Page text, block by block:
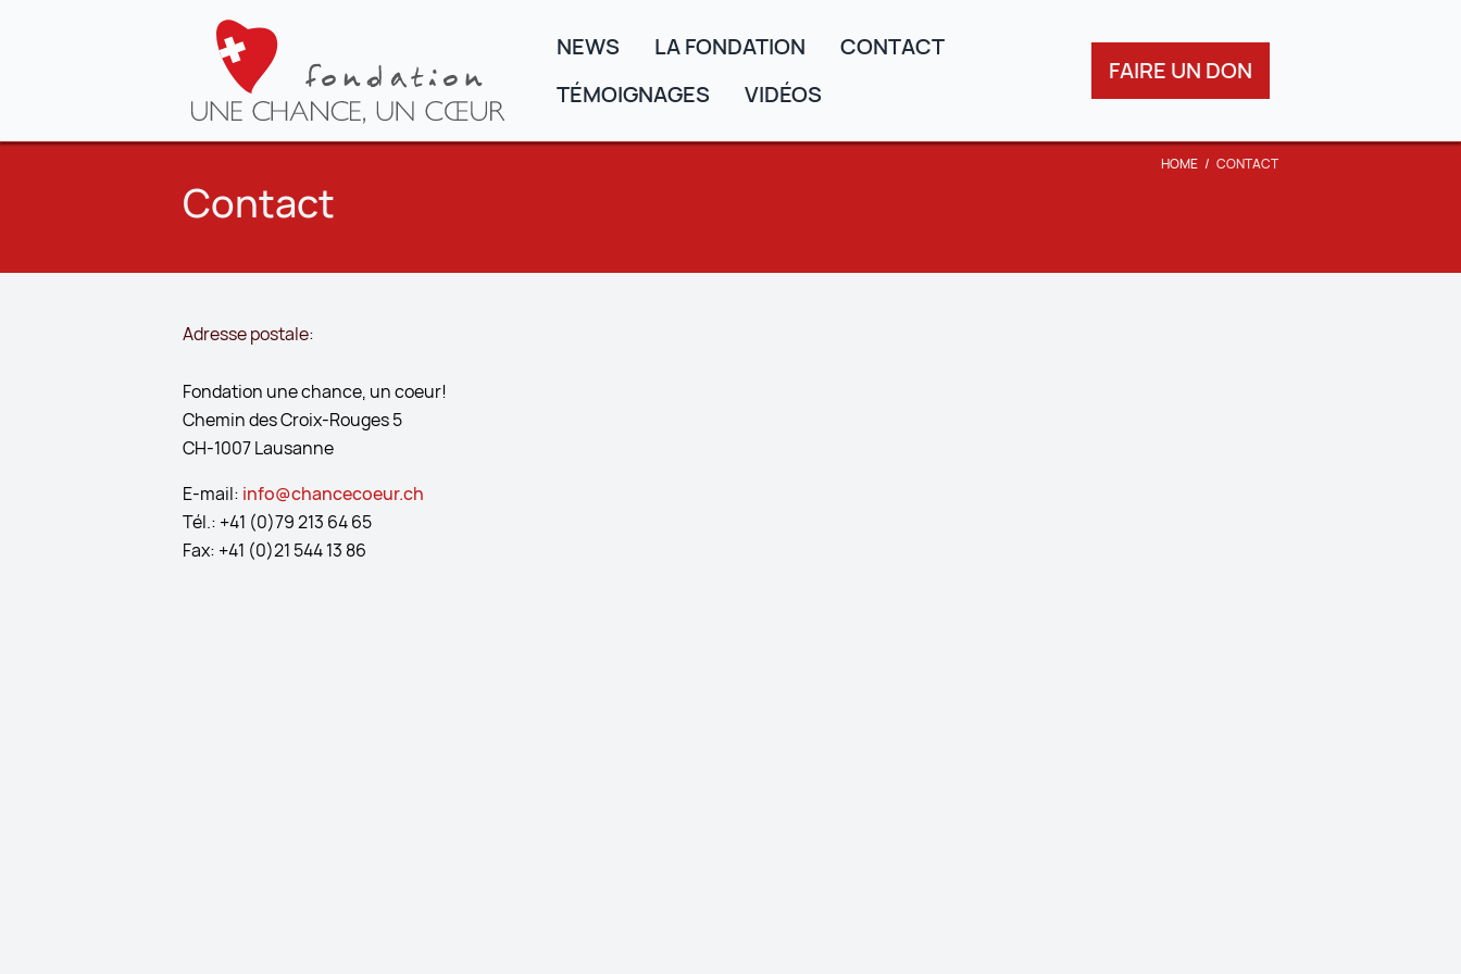
NEWS LA FONDATION
CONTACT
TÉMOIGNAGES
VIDÉOS
FAIRE UN DON
HOME / CONTACT
Contact
Adresse postale:
Fondation une chance, un coeur!
Chemin des Croix-Rouges 5
CH-1007 Lausanne
E-mail: info@chancecoeur.ch
Tél.: +41 (0)79 213 64 65
Fax: +41 (0)21 544 13 86